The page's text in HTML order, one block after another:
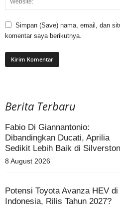
Simpan (Save) nama, email, dan
komentar saya berikutnya.
Berita Terbaru
Fabio Di Giannantonio:
Dibandingkan Ducati, Aprilia
Sedikit Lebih Baik di
8 August 2026
Potensi Toyota Avanza HEV di
Indonesia, Rilis Tahun 2027?